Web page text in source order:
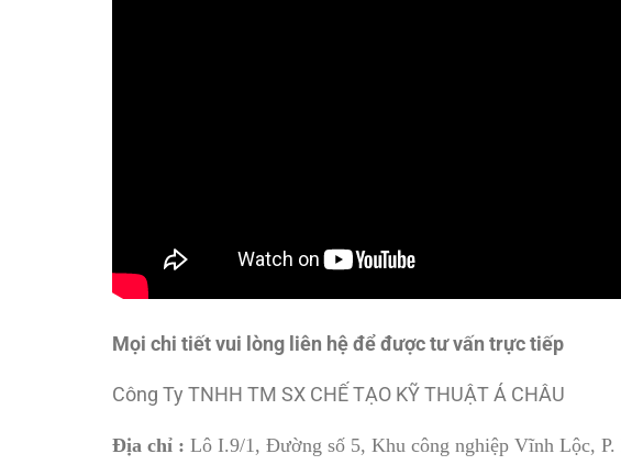
Mọi chi tiết vui lòng liên hệ để được tư vấn trực tiếp
Công Ty TNHH TM SX CHẾ TẠO KỸ THUẬT Á CHÂU
Địa chỉ : Lô I.9/1, Đường số 5, Khu công nghiệp Vĩnh Lộc,